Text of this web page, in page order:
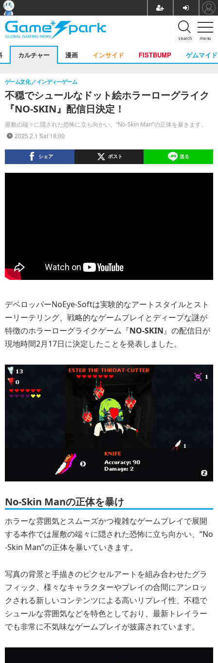
menu
search
カルチャー 漫画 インサイド FISTBUMP ゲムマイド
不穏でシュールなドット絵ホラーローグライク
『NO-SKIN』配信日決定！
屋敷の端々に隠された恐怖に立ち向かい、“No-Skin Man”の正体を暴きます。
ゲーム文化 インディーゲーム
2025.2.1 Sat 18:00
シェア ポスト 送る
デベロッパーNoEye-Softは実験的なアートスタイルとスト
ーリーテリング、戦略的なゲームプレイとディープな謎が
特徴のホラーローグライクゲーム『NO-SKIN』の配信日が
現地時間2月17日に決定したことを発表しました。
No-Skin Manの正体を暴け
ホラーな雰囲気とスムーズかつ複雑なゲームプレイで展開
する本作では屋敷の端々に隠された恐怖に立ち向かい、“No
-Skin Man”の正体を暴いていきます。
写真の背景と手描きのピクセルアートを組み合わせたグラ
フィック、様々なキャラクターやプレイの合間にアンロッ
クされる新しいコンテンツによる高いリプレイ性、不穏で
シュールな雰囲気などを特色としており、最新トレイラー
でも非常に不気味なゲームプレイが披露されています。